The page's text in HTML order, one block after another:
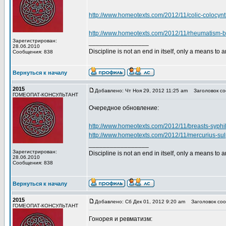
Зарегистрирован:
28.06.2010
Сообщения: 838
http://www.homeotexts.com/2012/11/colic-
http://www.homeotexts.com/2012/11/rheumatism-
Discipline is not an end in itself, only a means to
Вернуться к началу
2015
ГОМЕОПАТ-КОНСУЛЬТАНТ
Зарегистрирован:
28.06.2010
Сообщения: 838
Добавлено: Чт Ноя 29, 2012 11:25 am Заголовок
Очередное обновление:
http://www.homeotexts.com/2012/11/breasts-
http://www.homeotexts.com/2012/11/mercurius-
Discipline is not an end in itself, only a means to
Вернуться к началу
2015
ГОМЕОПАТ-КОНСУЛЬТАНТ
Добавлено: Сб Дек 01, 2012 9:20 am Заголовок
Гонорея и ревматизм: